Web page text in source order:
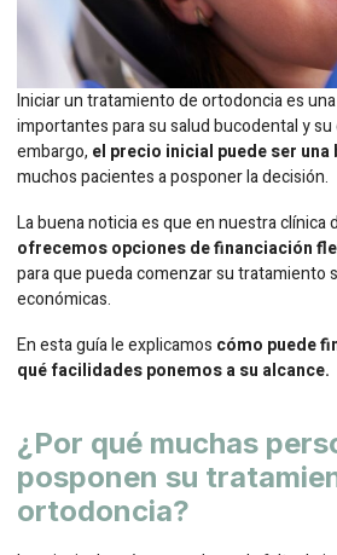
Iniciar un tratamiento de ortodoncia es
importantes para su salud bucodental y
embargo, el precio inicial puede ser una
muchos pacientes a posponer la decisión.
La buena noticia es que en nuestra clínica
ofrecemos opciones de financiación
para que pueda comenzar su tratamiento
económicas.
En esta guía le explicamos cómo puede
qué facilidades ponemos a su alcance.
¿Por qué muchas
posponen su
ortodoncia?